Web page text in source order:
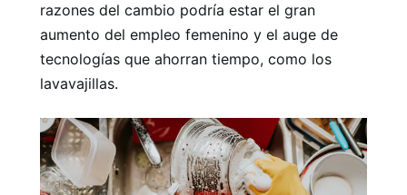
razones del cambio podría estar el gran
aumento del empleo femenino y el auge de
tecnologías que ahorran tiempo, como los
lavavajillas.